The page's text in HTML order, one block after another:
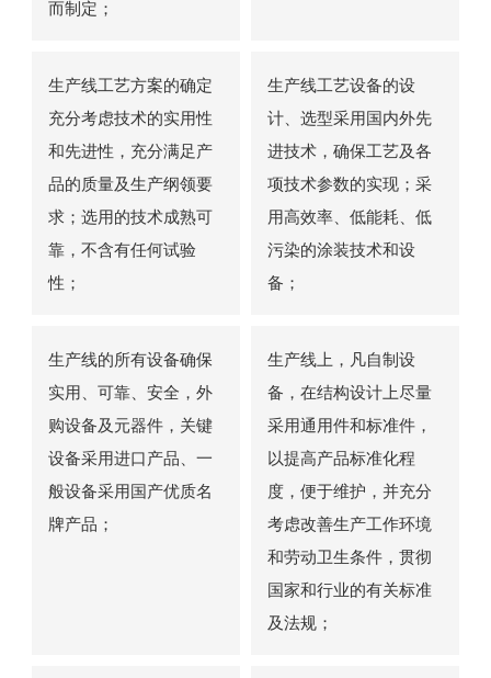
而制定；
生产线工艺方案的确定
充分考虑技术的实用性
和先进性，充分满足产
品的质量及生产纲领要
求；选用的技术成熟可
靠，不含有任何试验
性；
生产线工艺设备的设
计、选型采用国内外先
进技术，确保工艺及各
项技术参数的实现；采
用高效率、低能耗、低
污染的涂装技术和设
备；
生产线的所有设备确保
实用、可靠、安全，外
购设备及元器件，关键
设备采用进口产品、一
般设备采用国产优质名
牌产品；
生产线上，凡自制设
备，在结构设计上尽量
采用通用件和标准件，
以提高产品标准化程
度，便于维护，并充分
考虑改善生产工作环境
和劳动卫生条件，贯彻
国家和行业的有关标准
及法规；